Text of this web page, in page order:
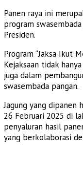
Panen raya ini
program
Presiden.
Program “Jaksa Ikut
Kejaksaan tidak
juga dalam
swasembada pangan.
Jagung yang dipanen
26 Februari 2025 di
penyaluran hasil
yang berkolaborasi